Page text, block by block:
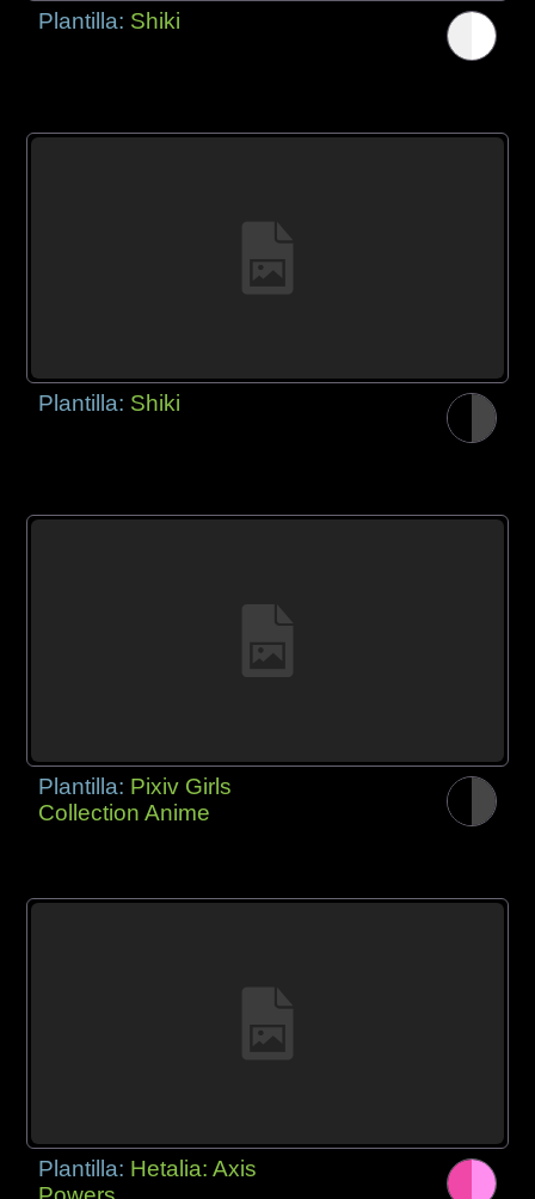
Plantilla: Shiki
Plantilla: Shiki
Plantilla: Pixiv Girls
Collection Anime
Plantilla: Hetalia: Axis